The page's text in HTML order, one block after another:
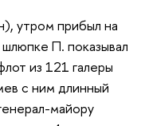
утром прибыл на
П. показывал
из 121 галеры
с ним длинный
майору